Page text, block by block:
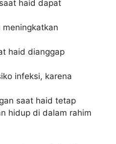
haid dapat
haid dianggap
infeksi, karena
saat haid tetap
hidup di dalam rahim